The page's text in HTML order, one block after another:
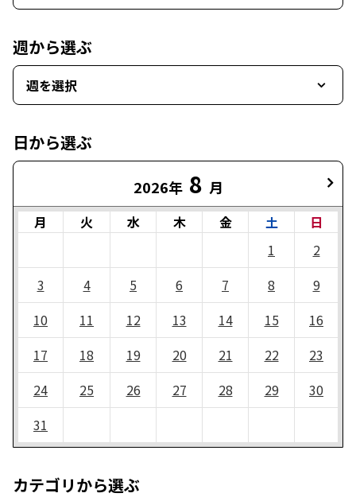
週から選ぶ
週を選択
日から選ぶ
2026年 8 月
月 火 水 木 金 土
日
1
2
3
4 5 6 7 8
9
10
11 12 13 14 15
16
17
18 19 20 21 22
23
24
25 26 27 28 29
30
31
カテゴリから選ぶ